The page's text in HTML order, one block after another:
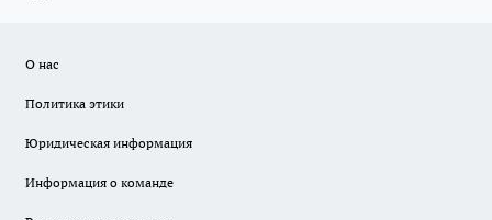
О нас
Политика этики
Юридическая информация
Информация о команде